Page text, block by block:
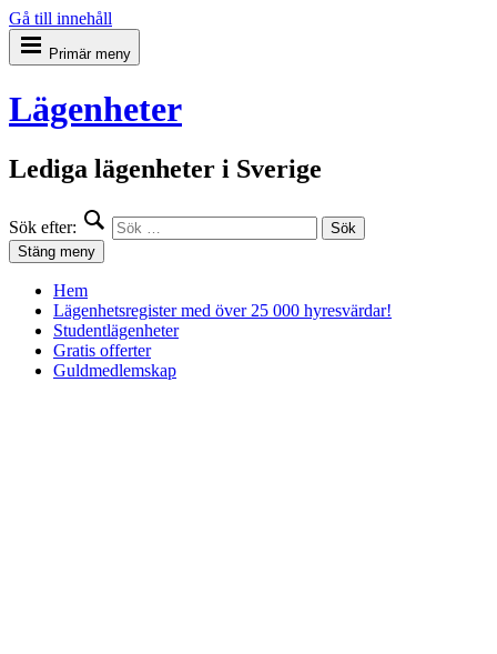
Gå till innehåll
Primär meny
Lägenheter
Lediga lägenheter i Sverige
Sök efter:
Stäng meny
Hem
Lägenhetsregister med över 25 000 hyresvärdar!
Studentlägenheter
Gratis offerter
Guldmedlemskap